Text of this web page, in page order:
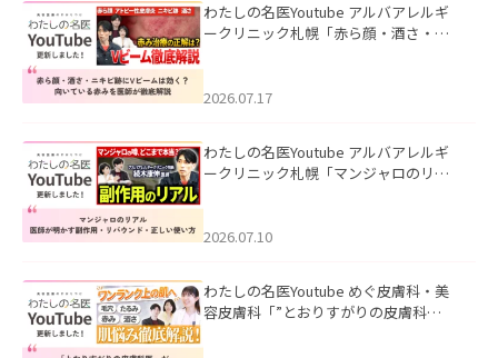
わたしの名医Youtube アルバアレルギ
ークリニック札幌「赤ら顔・酒さ・ニ
した。
2026.07.17
わたしの名医Youtube アルバアレルギ
ークリニック札幌「マンジャロのリア
た。
2026.07.10
わたしの名医Youtube めぐ皮膚科・美
容皮膚科「”とおりすがりの皮膚科